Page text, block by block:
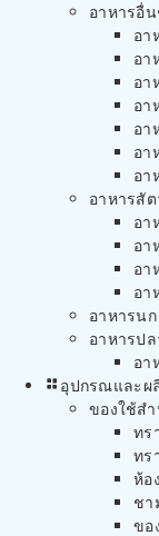
อาหารอื่น
อา
อา
อา
อา
อา
อา
อา
อาหารสั
อา
อา
อา
อา
อาหารนก
อาหารปล
อา
อุปกรณและผ
ของใช้ส
ทร
ทร
ห้อ
ชา
ขอ